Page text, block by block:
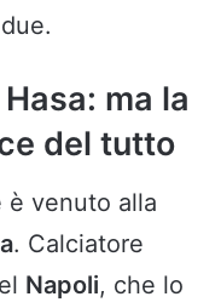
ma la
del tutto
è venuto alla
. Calciatore
Napoli, che lo